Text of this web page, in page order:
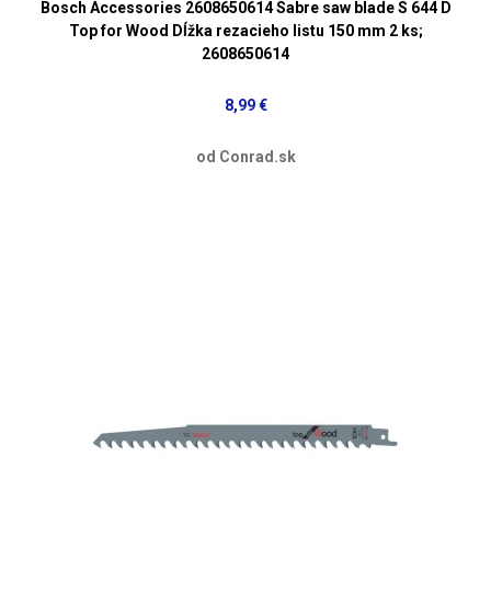
Bosch Accessories 2608650614 Sabre saw blade S 644 D
Top for Wood Dĺžka rezacieho listu 150 mm 2 ks;
2608650614
8,99 €
od Conrad.sk